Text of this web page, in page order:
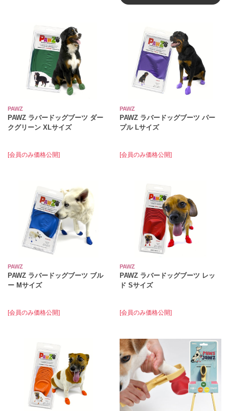
PAWZ
PAWZ ラバードッグブーツ ダー
クグリーン XLサイズ
[会員のみ価格公開]
PAWZ
PAWZ ラバードッグブーツ パー
プル Lサイズ
[会員のみ価格公開]
PAWZ
PAWZ ラバードッグブーツ ブル
ー Mサイズ
[会員のみ価格公開]
PAWZ
PAWZ ラバードッグブーツ レッ
ド Sサイズ
[会員のみ価格公開]